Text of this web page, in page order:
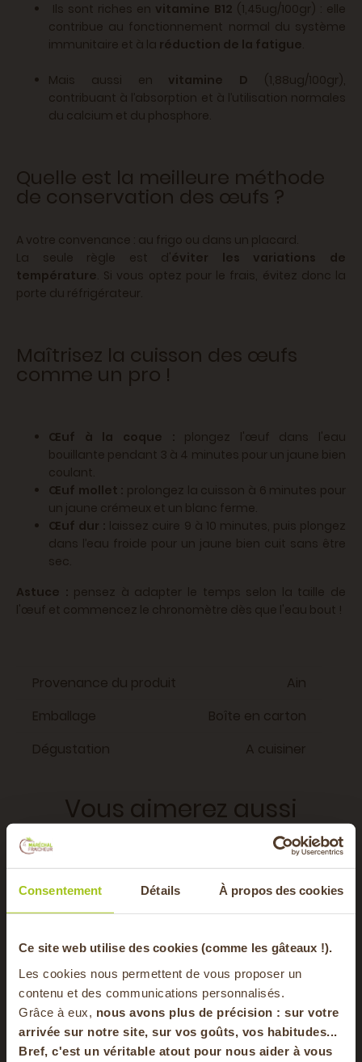
Consentement Détails À propos des cookies
Ce site web utilise des cookies (comme les gâteaux !).
Les cookies nous permettent de vous proposer un
contenu et des communications personnalisés.
Grâce à eux, nous avons plus de précision : sur votre
arrivée sur notre site, sur vos goûts, vos habitudes...
Bref, c'est un véritable atout pour nous aider à vous
Ils sont riches en vitamine B12 (1,45ug/100gr) : elle
contribue au fonctionnement normal du système
immunitaire et à la réduction de la fatigue.
Mais aussi en vitamine D (1,88ug/100gr),
contribuant à l’absorption et à l’utilisation normales
du calcium et du phosphore.
Quelle est la meilleure méthode
de conservation des œufs ?
A votre convenance : au frigo ou dans un placard.
La seule règle est d'éviter les variations de
température. Si vous optez pour le frais, évitez donc la
porte du réfrigérateur.
Maîtrisez la cuisson des œufs
comme un pro !
Œuf à la coque : plongez l'œuf dans l'eau
bouillante pendant 3 à 4 minutes pour un jaune bien
coulant.
Œuf mollet : prolongez la cuisson à 6 minutes pour
un jaune crémeux et un blanc ferme.
Œuf dur : laissez cuire 9 à 10 minutes, puis plongez
dans l’eau froide pour un jaune bien cuit sans être
sec.
Astuce : pensez à adapter le temps selon la taille de
l'œuf et commencez le chronomètre dès que l'eau bout !
Provenance du produit
Ain
Emballage
Boîte en carton
Dégustation
A cuisiner
Vous aimerez aussi
AOP
FRUITS
-20% offerts sur
votre panier
en vous inscrivant à notre newsletter